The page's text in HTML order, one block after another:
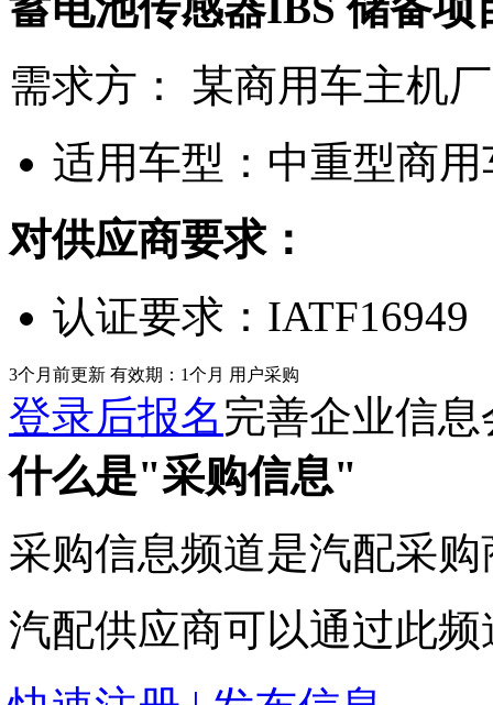
需求方：
某商用车主机厂
适用车型： 中重型商
对供应商要求：
认证要求： IATF16949
3个月前更新 有效期：1个月 用户采购
登录后报名完善企业信
什么是"采购信息"
采购信息频道是汽配采
汽配供应商可以通过此